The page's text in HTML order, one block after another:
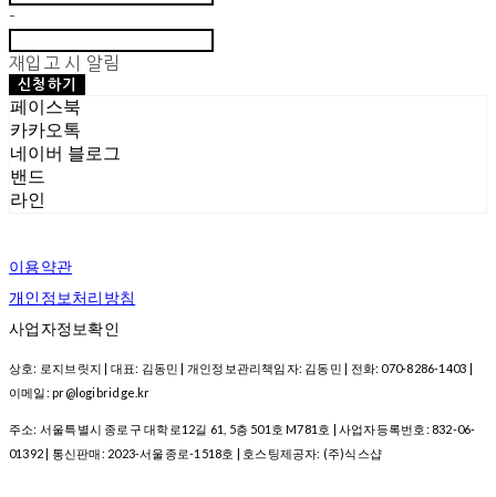
-
재입고 시 알림
신청하기
페이스북
카카오톡
네이버 블로그
밴드
라인
이용약관
개인정보처리방침
사업자정보확인
상호: 로지브릿지 | 대표: 김동민 | 개인정보관리책임자: 김동민 | 전화: 070-8286-1403 |
이메일: pr@logibridge.kr
주소: 서울특별시 종로구 대학로12길 61, 5층 501호 M781호 | 사업자등록번호: 832-06-
01392 | 통신판매: 2023-서울종로-1518호 | 호스팅제공자: (주)식스샵